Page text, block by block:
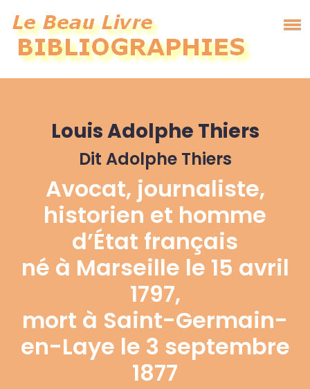
Louis Adolphe Thiers
Dit Adolphe Thiers
Avocat, journaliste,
historien et homme
d’État français
né à Marseille le 15 avril
1797,
mort à Saint-Germain-
en-Laye le 3 septembre
1877